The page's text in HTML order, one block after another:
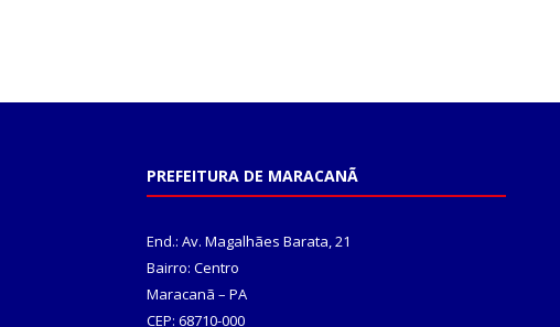
PREFEITURA DE MARACANÃ
End.: Av. Magalhães Barata, 21
Bairro: Centro
Maracanã – PA
CEP: 68710-000